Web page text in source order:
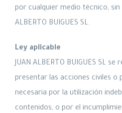
por cualquier medio técnico, sin
ALBERTO BUIGUES SL.
Ley aplicable
JUAN ALBERTO BUIGUES SL
presentar las acciones civiles o
necesaria por la utilización
contenidos, o por el